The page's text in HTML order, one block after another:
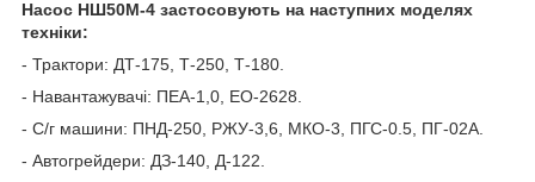
Насос НШ50М-4 застосовують на наступних моделях
техніки:
- Трактори: ДТ-175, Т-250, Т-180.
- Навантажувачі: ПЕА-1,0, ЕО-2628.
- С/г машини: ПНД-250, РЖУ-3,6, МКО-3, ПГС-0.5, ПГ-02А.
- Автогрейдери: ДЗ-140, Д-122.